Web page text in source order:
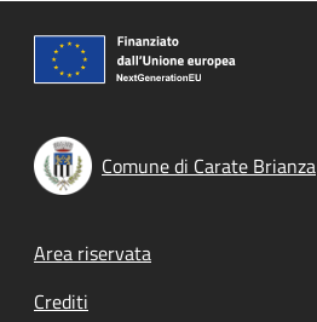
Comune di Carate Brianza
Footer menu
Area riservata
Crediti